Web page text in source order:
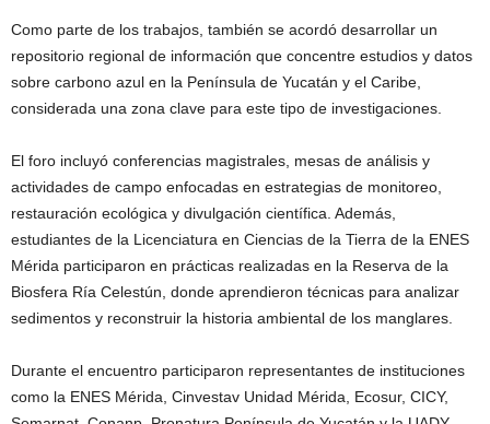
Como parte de los trabajos, también se acordó desarrollar un
repositorio regional de información que concentre estudios y datos
sobre carbono azul en la Península de Yucatán y el Caribe,
considerada una zona clave para este tipo de investigaciones.
El foro incluyó conferencias magistrales, mesas de análisis y
actividades de campo enfocadas en estrategias de monitoreo,
restauración ecológica y divulgación científica. Además,
estudiantes de la Licenciatura en Ciencias de la Tierra de la ENES
Mérida participaron en prácticas realizadas en la Reserva de la
Biosfera Ría Celestún, donde aprendieron técnicas para analizar
sedimentos y reconstruir la historia ambiental de los manglares.
Durante el encuentro participaron representantes de instituciones
como la ENES Mérida, Cinvestav Unidad Mérida, Ecosur, CICY,